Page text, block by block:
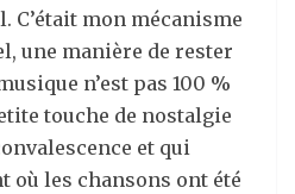
C’était mon mécanisme
une manière de rester
n’est pas 100 %
touche de nostalgie
et qui
où les chansons ont été